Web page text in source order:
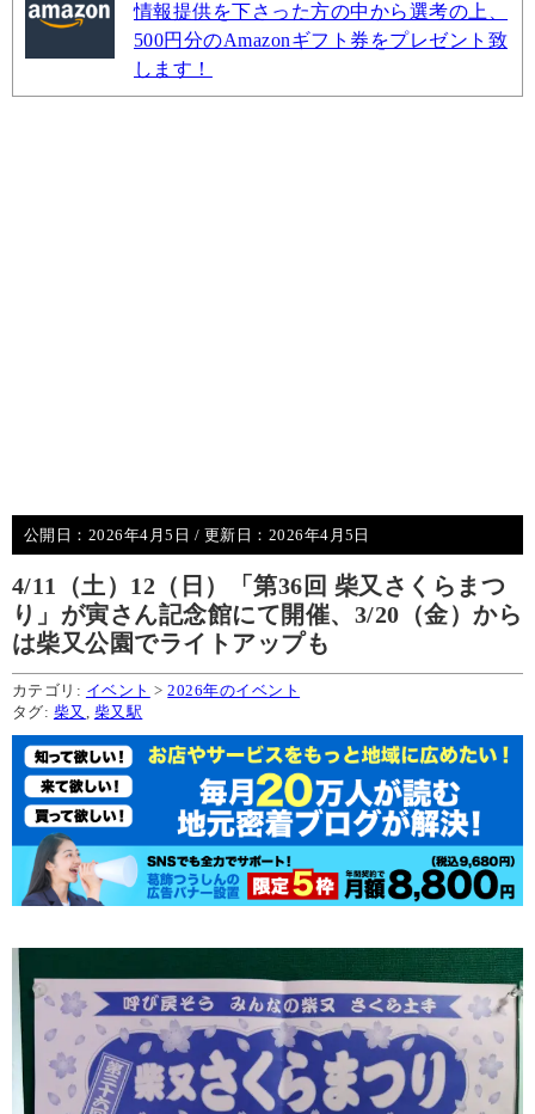
情報提供を下さった方の中から選考の上、
500円分のAmazonギフト券をプレゼント致
します！
公開日： 2026年4月5日 / 更新日： 2026年4月5日
4/11（土）12（日）「第36回 柴又さくらまつ
り」が寅さん記念館にて開催、3/20（金）から
は柴又公園でライトアップも
カテゴリ: イベント >2026年のイベント
タグ: 柴又 柴又駅